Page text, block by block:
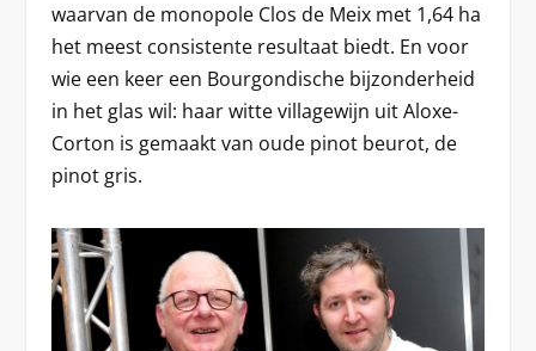
waarvan de monopole Clos de Meix met 1,64 ha
het meest consistente resultaat biedt. En voor
wie een keer een Bourgondische bijzonderheid
in het glas wil: haar witte villagewijn uit Aloxe-
Corton is gemaakt van oude pinot beurot, de
pinot gris.